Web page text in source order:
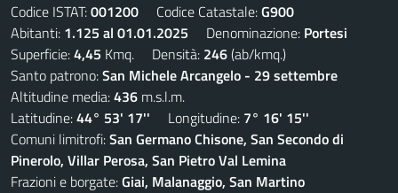
Codice ISTAT:001200 Codice Catastale:G900
Abitanti: 1.125 al 01.01.2025 Denominazione: Portesi
Superficie:4,45 Kmq. Densità: 246(ab/kmq.)
Santo patrono:San Michele Arcangelo - 29 settembre
Altitudine media:436 m.s.l.m.
Latitudine:44° 53' 17'' Longitudine: 7° 16' 15''
Comuni limitrofi:San Germano Chisone, San Secondo di
Pinerolo, Villar Perosa, San Pietro Val Lemina
Frazioni e borgate:Giai, Malanaggio, San Martino